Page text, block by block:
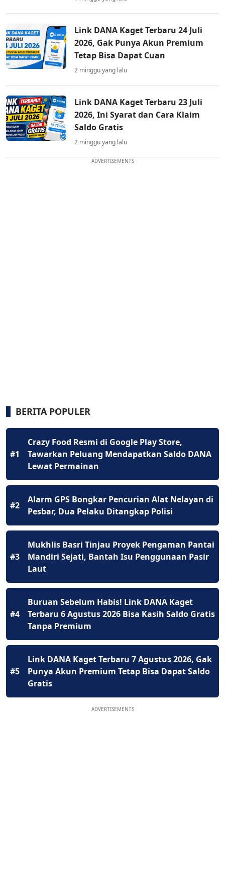
Link DANA Kaget Terbaru 24 Juli
2026, Gak Punya Akun Premium
Tetap Bisa Dapat Cuan
2 minggu yang lalu
Link DANA Kaget Terbaru 23 Juli
2026, Ini Syarat dan Cara Klaim
Saldo Gratis
2 minggu yang lalu
ADVERTISEMENTS
BERITA POPULER
#1
Crazy Food Resmi di Google Play Store,
Tawarkan Peluang Mendapatkan Saldo DANA
Lewat Permainan
#2
Alarm GPS Bongkar Pencurian Alat Nelayan di
Pesbar, Dua Pelaku Ditangkap Polisi
#3
Mukhlis Basri Tinjau Proyek Pengaman Pantai
Mandiri Sejati, Bantah Isu Penggunaan Pasir
Laut
#4
Buruan Sebelum Habis! Link DANA Kaget
Terbaru 6 Agustus 2026 Bisa Kasih Saldo Gratis
Tanpa Premium
#5
Link DANA Kaget Terbaru 7 Agustus 2026, Gak
Punya Akun Premium Tetap Bisa Dapat Saldo
Gratis
ADVERTISEMENTS